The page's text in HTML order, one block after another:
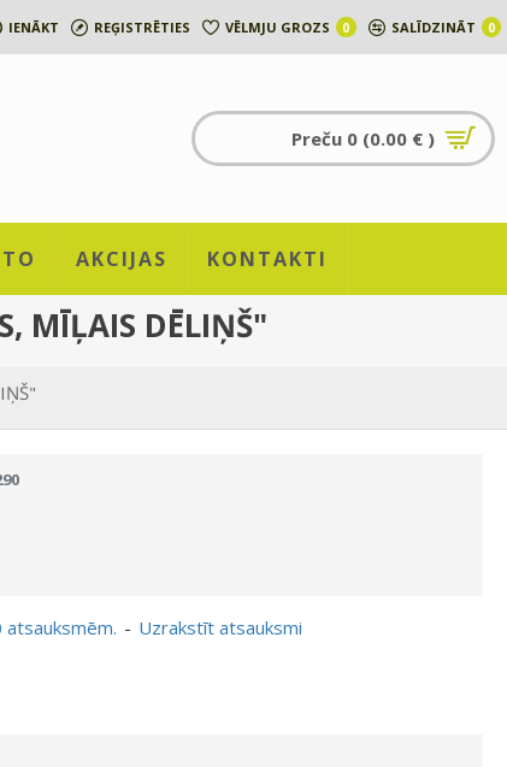
IENĀKT REĢISTRĒTIES VĒLMJU GROZS 0 SALĪDZINĀT 0
Preču 0 (0.00 € )
AKCIJAS KONTAKTI
MĪĻAIS DĒLIŅŠ"
- Uzrakstīt atsauksmi